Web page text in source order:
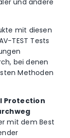
mit diesen
TEST Tests
bei denen
Methoden
Protection
mit dem Best